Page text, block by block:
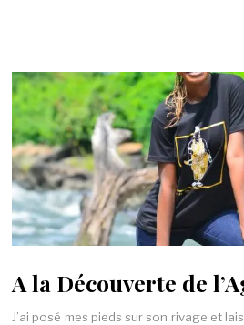
A la Découverte de
J’ai posé mes pieds sur son rivage et